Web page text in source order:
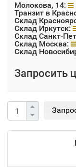
Молокова, 14:
Транзит в
Склад
Склад Иркутск:
Склад Санкт-
Склад Москва:
Склад
Запросить